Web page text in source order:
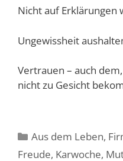
Nicht auf Erklärungen
Ungewissheit
Vertrauen – auch
nicht zu Gesicht
Kategorien
Aus dem Leben,
Freude, Karwoche,